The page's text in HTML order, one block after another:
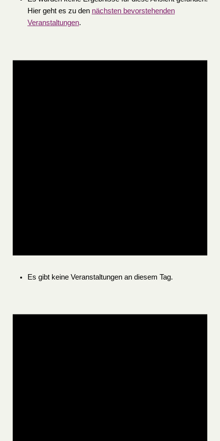
Hier geht es zu den nächsten bevorstehenden
Veranstaltungen.
Es gibt keine Veranstaltungen an diesem Tag.